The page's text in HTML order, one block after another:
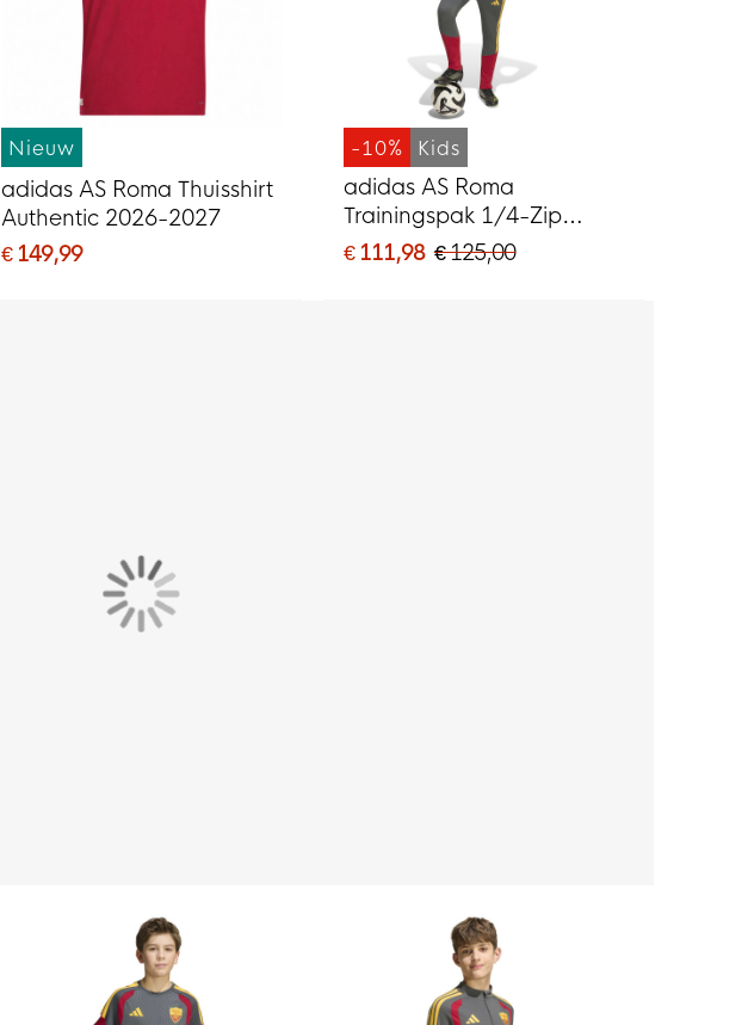
Nieuw
adidas AS Roma Thuisshirt
Authentic 2026-2027
€ 149,99
-10% Kids
adidas AS Roma
Trainingspak 1/4-Zip
2026-2027 Kids
Donkergrijs Rood Oranje
€ 111,98 € 125,00